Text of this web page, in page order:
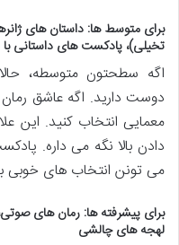
برای متوسط ها: داستان های
تخیلی)، پادکست های داستانی
اگه سطحتون متوسطه،
دوست دارید. اگه عاشق
معمایی انتخاب کنید. این
دادن بالا نگه می داره.
می تونن انتخاب های خوبی
برای پیشرفته ها: رمان های
لهجه های چالشی